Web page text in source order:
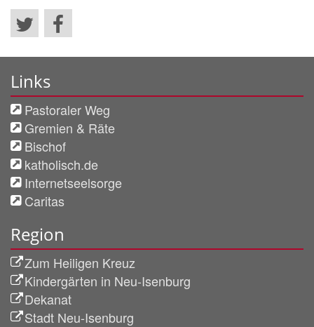
Links
Pastoraler Weg
Gremien & Räte
Bischof
katholisch.de
Internetseelsorge
Caritas
Region
Zum Heiligen Kreuz
Kindergärten in Neu-Isenburg
Dekanat
Stadt Neu-Isenburg